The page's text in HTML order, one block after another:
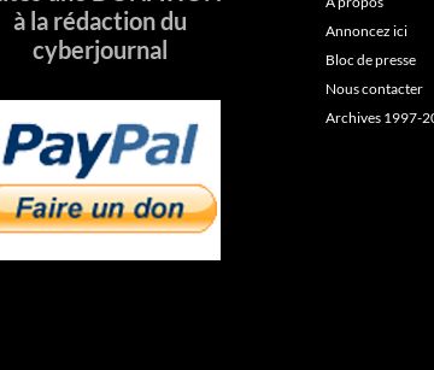
à la rédaction du
cyberjournal
Annoncez ici
Bloc de presse
Nous contacter
Archives 1997-